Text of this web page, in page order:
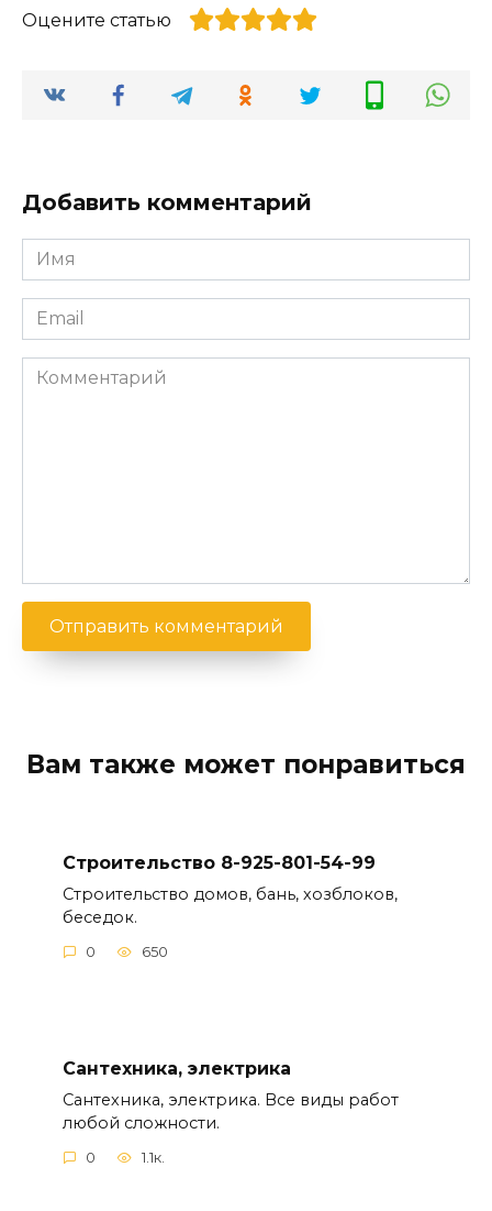
Оцените статью
Добавить комментарий
Имя
*
Email
*
Комментарий
Вам также может понравиться
Строительство 8-925-801-54-99
Строительство домов, бань, хозблоков,
беседок.
0 650
Сантехника, электрика
Сантехника, электрика. Все виды работ
любой сложности.
0 1.1к.